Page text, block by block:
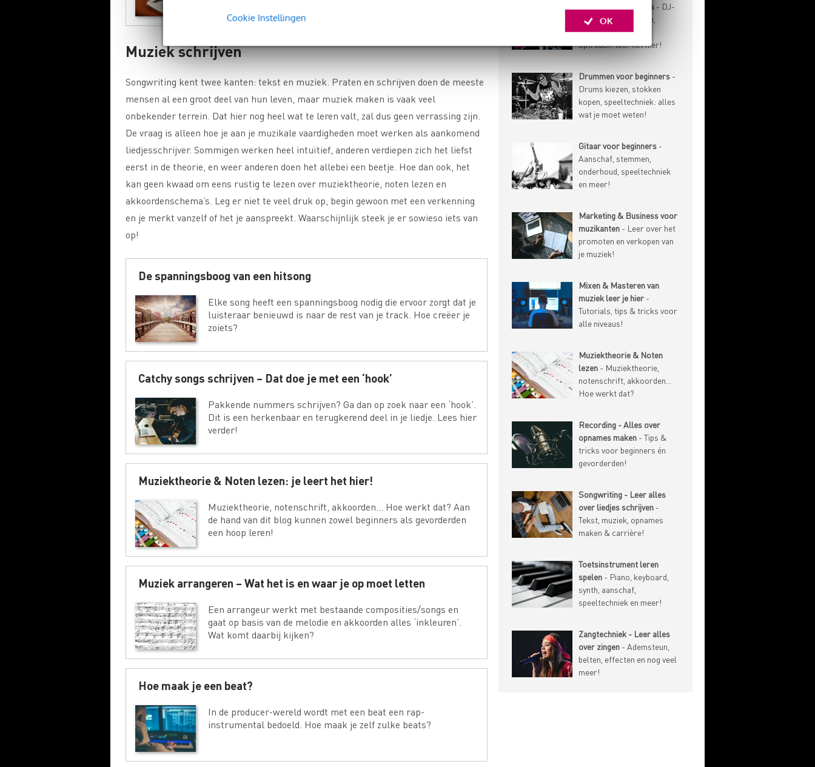
OK
Cookie Instellingen
Muziek schrijven
Songwriting kent twee kanten: tekst en muziek. Praten en schrijven doen de meeste
mensen al een groot deel van hun leven, maar muziek maken is vaak veel
onbekender terrein. Dat hier nog heel wat te leren valt, zal dus geen verrassing zijn.
De vraag is alleen hoe je aan je muzikale vaardigheden moet werken als aankomend
liedjesschrijver. Sommigen werken heel intuïtief, anderen verdiepen zich het liefst
eerst in de theorie, en weer anderen doen het allebei een beetje. Hoe dan ook, het
kan geen kwaad om eens rustig te lezen over muziektheorie, noten lezen en
akkoordenschema’s. Leg er niet te veel druk op, begin gewoon met een verkenning
en je merkt vanzelf of het je aanspreekt. Waarschijnlijk steek je er sowieso iets van
op!
De spanningsboog van een hitsong
Elke song heeft een spanningsboog nodig die ervoor zorgt dat je
luisteraar benieuwd is naar de rest van je track. Hoe creëer je
zoiets?
Catchy songs schrijven – Dat doe je met een ‘hook’
Pakkende nummers schrijven? Ga dan op zoek naar een ‘hook’.
Dit is een herkenbaar en terugkerend deel in je liedje. Lees hier
verder!
Muziektheorie & Noten lezen: je leert het hier!
Muziektheorie, notenschrift, akkoorden… Hoe werkt dat? Aan
de hand van dit blog kunnen zowel beginners als gevorderden
een hoop leren!
Muziek arrangeren – Wat het is en waar je op moet letten
Een arrangeur werkt met bestaande composities/songs en
gaat op basis van de melodie en akkoorden alles ‘inkleuren’.
Wat komt daarbij kijken?
Hoe maak je een beat?
In de producer-wereld wordt met een beat een rap-
instrumental bedoeld. Hoe maak je zelf zulke beats?
DJ'en voor beginners - DJ-
techniek, gear kiezen,
muziek verzamelen,
optreden: leer het hier!
Drummen voor beginners -
Drums kiezen, stokken
kopen, speeltechniek: alles
wat je moet weten!
Gitaar voor beginners -
Aanschaf, stemmen,
onderhoud, speeltechniek
en meer!
Marketing & Business voor
muzikanten - Leer over het
promoten en verkopen van
je muziek!
Mixen & Masteren van
muziek leer je hier -
Tutorials, tips & tricks voor
alle niveaus!
Muziektheorie & Noten
lezen - Muziektheorie,
notenschrift, akkoorden...
Hoe werkt dat?
Recording - Alles over
opnames maken - Tips &
tricks voor beginners én
gevorderden!
Songwriting - Leer alles
over liedjes schrijven -
Tekst, muziek, opnames
maken & carrière!
Toetsinstrument leren
spelen - Piano, keyboard,
synth, aanschaf,
speeltechniek en meer!
Zangtechniek - Leer alles
over zingen - Ademsteun,
belten, effecten en nog veel
meer!